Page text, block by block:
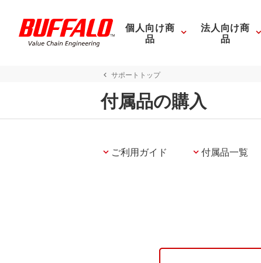
個人向け商
品
法人向け商
品
サポートトップ
付属品の購入
ご利用ガイド 付属品一覧